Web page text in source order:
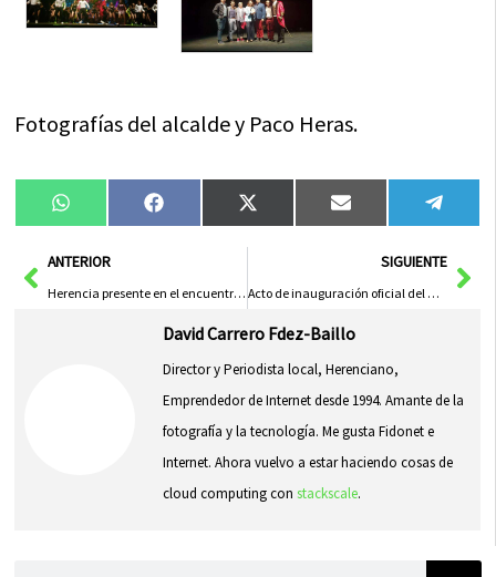
Fotografías del alcalde y Paco Heras.
Compartir
en
WhatsAppCompartir
en
FacebookCompartir
en
X
(Twitter)
Compartir
en
Email
en
AntANTERIOR
Herencia presente en el encuentro de Ciudadanos en Toledo
SIGUIENTE
Acto de inauguración oficial del Curso 2018-2019
David Carrero Fdez-Baillo
Director y Periodista local, Herenciano,
Emprendedor de Internet desde 1994. Amante de la
fotografía y la tecnología. Me gusta Fidonet e
Internet. Ahora vuelvo a estar haciendo cosas de
cloud computing con stackscale.